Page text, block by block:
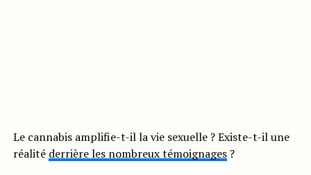
Le cannabis amplifie-t-il la vie sexuelle ? Existe-t-il une
réalité derrière les nombreux témoignages?